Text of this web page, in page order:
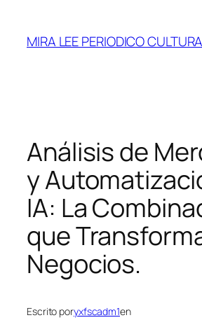
contenido
MIRA LEE PERIODICO
Análisis de
y
IA: La
que
Negocios.
Escrito poryxfscadm1en